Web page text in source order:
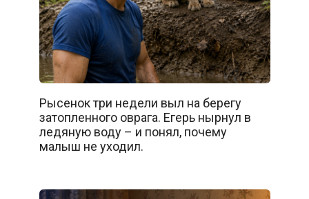
Рысенок три недели выл на берегу
затопленного оврага. Егерь нырнул в
ледяную воду – и понял, почему
малыш не уходил.